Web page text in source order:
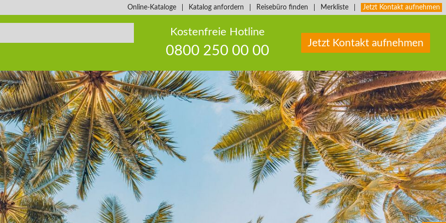
Online-Kataloge Katalog anfordern Reisebüro finden Merkliste Jetzt Kontakt aufnehmen
Kostenfreie Hotline
0800 250 00 00
Jetzt Kontakt aufnehmen